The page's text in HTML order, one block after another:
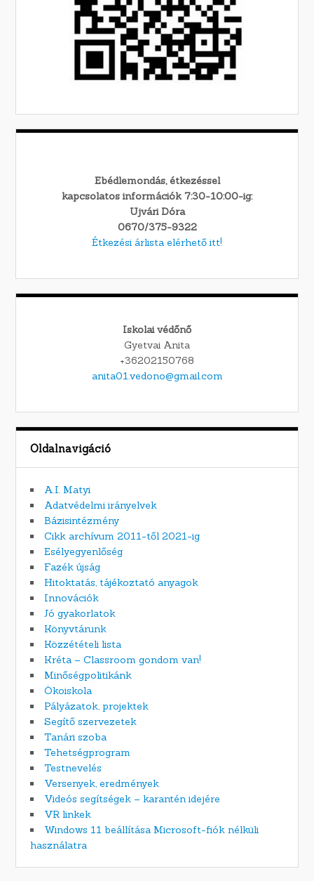
Ebédlemondás, étkezéssel
kapcsolatos információk 7:30-10:00-ig:
Ujvári Dóra
0670/375-9322
Étkezési árlista elérhető itt!
Iskolai védőnő
Gyetvai Anita
+36202150768
anita01.vedono@gmail.com
Oldalnavigáció
A.I. Matyi
Adatvédelmi irányelvek
Bázisintézmény
Cikk archívum 2011-től 2021-ig
Esélyegyenlőség
Fazék újság
Hitoktatás, tájékoztató anyagok
Innovációk
Jó gyakorlatok
Könyvtárunk
Közzétételi lista
Kréta – Classroom gondom van!
Minőségpolitikánk
Ökoiskola
Pályázatok, projektek
Segítő szervezetek
Tanári szoba
Tehetségprogram
Testnevelés
Versenyek, eredmények
Videós segítségek – karantén idejére
VR linkek
Windows 11 beállítása Microsoft-fiók nélküli
használatra